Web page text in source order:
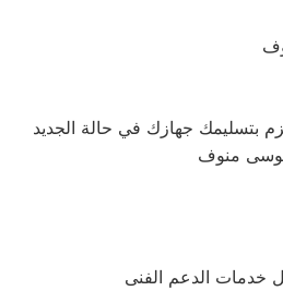
بتسليمك جهازك في حالة الجديد
منوف